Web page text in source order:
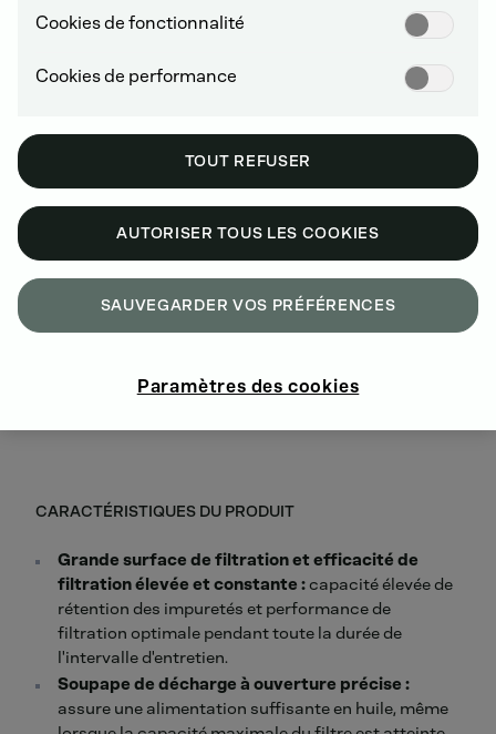
fréquents, le fonctionnement à faible charge et les
CARACTÉRISTIQUES DU PRODUIT
Grande surface de filtration et efficacité de
filtration élevée et constante :capacité élevée de
rétention des impuretés et performance de
filtration optimale pendant toute la durée de
l'intervalle d'entretien.
Soupape de décharge à ouverture précise :
assure une alimentation suffisante en huile, même
Cookies de fonctionnalité
Cookies de performance
TOUT REFUSER
AUTORISER TOUS LES COOKIES
SAUVEGARDER VOS PRÉFÉRENCES
Paramètres des cookies